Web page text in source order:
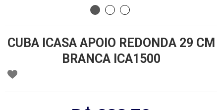
CUBA ICASA APOIO REDONDA 29 CM
BRANCA ICA1500